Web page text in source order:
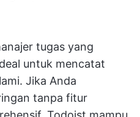
tugas yang
untuk mencatat
Jika Anda
tanpa fitur